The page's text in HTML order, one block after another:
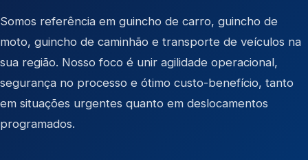
Somos referência em guincho de carro, guincho de
moto, guincho de caminhão e transporte de veículos na
sua região. Nosso foco é unir agilidade operacional,
segurança no processo e ótimo custo-benefício, tanto
em situações urgentes quanto em deslocamentos
programados.